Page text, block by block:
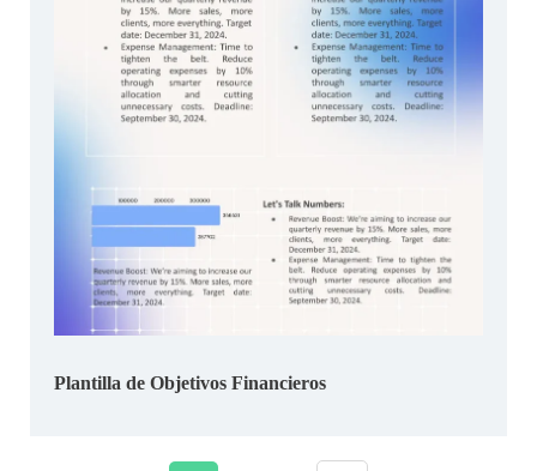
Plantilla de Objetivos Financieros